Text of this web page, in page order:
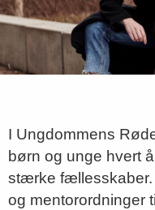
I Ungdommens
børn og unge hvert
stærke fællesskaber.
og mentorordninger